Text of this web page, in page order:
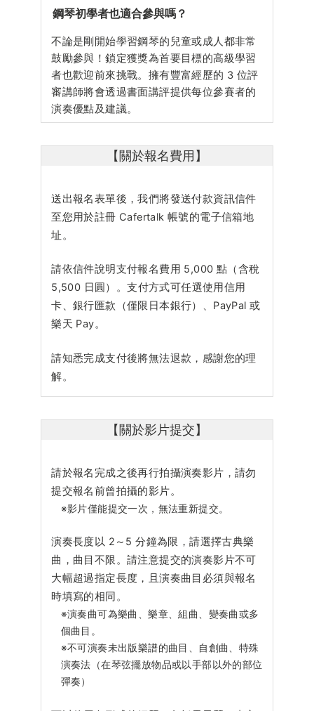
鋼琴初學者也適合參與嗎？
不論是剛開始學習鋼琴的兒童或成人都非常
鼓勵參與！鎖定獲獎為首要目標的高級學習
者也歡迎前來挑戰。擁有豐富經歷的 3 位評
審講師將會透過書面講評提供每位參賽者的
演奏優點及建議。
【關於報名費用】
送出報名表單後，我們將發送付款資訊信件
至您用於註冊 Cafertalk 帳號的電子信箱地
址。
請依信件說明支付報名費用 5,000 點（含稅
5,500 日圓）。支付方式可任選使用信用
卡、銀行匯款（僅限日本銀行）、PayPal 或
樂天 Pay。
請知悉完成支付後將無法退款，感謝您的理
解。
【關於影片提交】
請於報名完成之後再行拍攝演奏影片，請勿
提交報名前曾拍攝的影片。
※影片僅能提交一次，無法重新提交。
演奏長度以 2～5 分鐘為限，請選擇古典樂
曲，曲目不限。請注意提交的演奏影片不可
大幅超過指定長度，且演奏曲目必須與報名
時填寫的相同。
※演奏曲可為樂曲、樂章、組曲、變奏曲或多
個曲目。
※不可演奏未出版樂譜的曲目、自創曲、特殊
演奏法（在琴弦擺放物品或以手部以外的部位
彈奏）